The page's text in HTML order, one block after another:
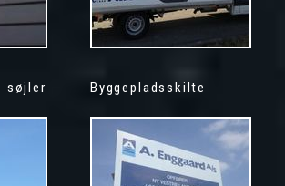
søjler Byggepladsskilte